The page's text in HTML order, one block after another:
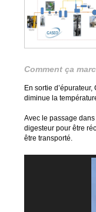
Comment ça
En sortie
diminue la
Avec le passage
digesteur pour être
être transporté.